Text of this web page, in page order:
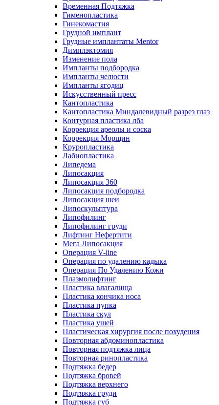
Временная Подтяжка
Гименопластика
Гинекомастия
Грудной имплант
Грудные имплантаты Mentor
Димплэктомия
Изменение пола
Импланты подбородка
Импланты челюсти
Импланты ягодиц
Искусственный пресс
Кантопластика
Кантопластика Миндалевидный разрез глаз
Контурная пластика лба
Коррекция ареолы и соска
Коррекция Морщин
Круропластика
Лабиопластика
Липедема
Липосакция
Липосакция 360
Липосакция подбородка
Липосакция шеи
Липоскульптура
Липофилинг
Липофилинг груди
Лифтинг Нефертити
Мега Липосакция
Операция V-line
Операция по удалению кадыка
Операция По Удалению Кожи
Плазмолифтинг
Пластика влагалища
Пластика кончика носа
Пластика пупка
Пластика скул
Пластика ушей
Пластическая хирургия после похудения
Повторная абдоминопластика
Повторная подтяжка лица
Повторная ринопластика
Подтяжка бедер
Подтяжка бровей
Подтяжка верхнего
Подтяжка груди
Подтяжка губ